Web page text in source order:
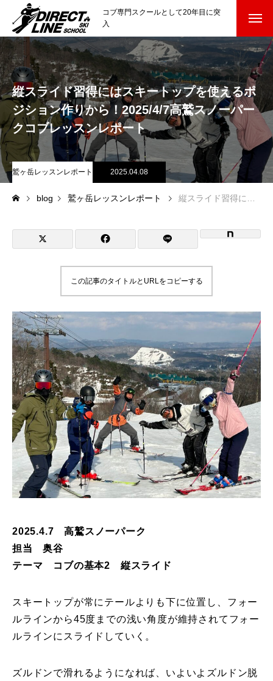
コブ専門スクールとして20年目に突
入
スクールについて知る Directline Ski School
コンセプトと開催スキー場
参加までの流れ
レッスン料金
参加費のお支払い
各会場の集合場所
スキー場から選ぶ Ski Area
鷲ヶ岳＆高鷲スノーパーク
宮城山形
岩手高原
白馬五竜FA
レッスンテーマから選ぶ Lesson Theme
初級1
初級2
中級2
特別講座
PV
縦スライド習得にはスキートップを使えるポ
ジション作りから！2025/4/7高鷲スノーパー
クコブレッスンレポート
鷲ヶ岳レッスンレポート 2025.04.08
blog 鷲ヶ岳レッスンレポート 縦スライド習得にはスキートップを使えるポジション作りから！2025/4/7高鷲スノーパークコブレッスンレポート
この記事のタイトルとURLをコピーする
2025.4.7 高鷲スノーパーク
担当 奥谷
テーマ コブの基本2 縦スライド
スキートップが常にテールよりも下に位置し、フォー
ルラインから45度までの浅い角度が維持されてフォー
ルラインにスライドしていく。
ズルドンで滑れるようになれば、いよいよズルドン脱